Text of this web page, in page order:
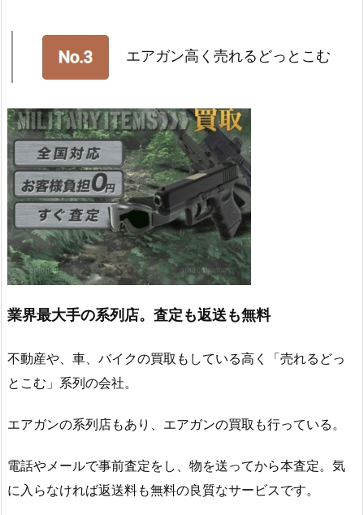
エアガン高く売れるどっとこむ
業界最大手の系列店。査定も返送も無料
不動産や、車、バイクの買取もしている高く「売れるどっ
とこむ」系列の会社。
エアガンの系列店もあり、エアガンの買取も行っている。
電話やメールで事前査定をし、物を送ってから本査定。気
に入らなければ返送料も無料の良質なサービスです。